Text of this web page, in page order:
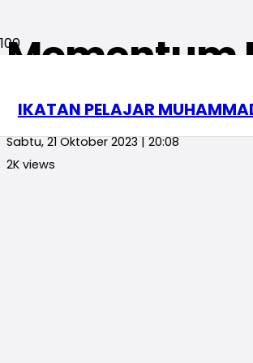
IKATAN PELAJAR
Momentum
redaksi
Sabtu, 21 Oktober 2023 | 20:08
2K views